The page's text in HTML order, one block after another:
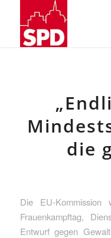
die
Die EU-Kommission
Frauenkampftag,
Entwurf gegen